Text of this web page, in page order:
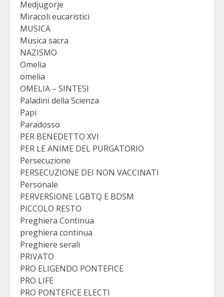
Medjugorje
Miracoli eucaristici
MUSICA
Musica sacra
NAZISMO
Omelia
omelia
OMELIA – SINTESI
Paladini della Scienza
Papi
Paradosso
PER BENEDETTO XVI
PER LE ANIME DEL PURGATORIO
Persecuzione
PERSECUZIONE DEI NON VACCINATI
Personale
PERVERSIONE LGBTQ E BDSM
PICCOLO RESTO
Preghiera Continua
preghiera continua
Preghiere serali
PRIVATO
PRO ELIGENDO PONTEFICE
PRO LIFE
PRO PONTEFICE ELECTI